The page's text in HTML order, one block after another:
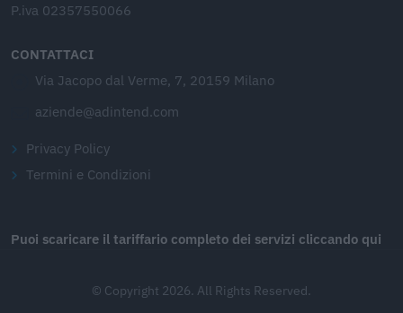
P.iva 02357550066
CONTATTACI
Via Jacopo dal Verme, 7, 20159 Milano
aziende@adintend.com
Privacy Policy
Termini e Condizioni
Puoi scaricare il tariffario completo dei servizi cliccando qui
© Copyright 2026. All Rights Reserved.